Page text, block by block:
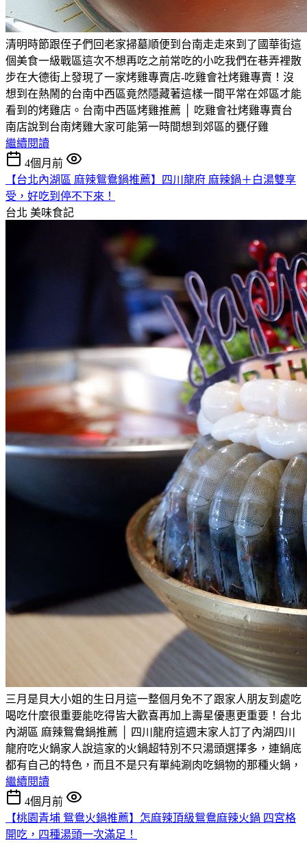
清明時節跟侄子們回老家掃墓順便到台南走走來到了國華街這
個美食一級戰區這次不想再吃之前常吃的小吃我們在巷弄裡散
步在大德街上發現了一家烤雞專賣店-吃雞會社烤雞專賣！沒
想到在熱鬧的台南中西區竟然隱藏著這樣一間平常在郊區才能
看到的烤雞店。台南中西區烤雞推薦 │ 吃雞會社烤雞專賣台
南店說到台南烤雞大家可能第一時間想到郊區的甕仔雞
繼續閱讀
4個月前
【台北內湖區 麻辣鴛鴦鍋推薦】四川龍府 麻辣鍋＋白湯雙享
受，好吃到停不下來！
台北 美味食記
三月是貝大小姐的生日月這一整個月免不了跟家人朋友到處吃
喝吃什麼很重要能吃得皆大歡喜再加上壽星優惠更重要！台北
內湖區 麻辣鴛鴦鍋推薦 │ 四川龍府這週末家人訂了內湖四川
龍府吃火鍋家人說這家的火鍋超特別不只湯頭選擇多，連鍋底
都有自己的特色，而且不是只有單純涮肉吃鍋物的那種火鍋，
繼續閱讀
4個月前
【桃園青埔 鴛鴦火鍋推薦】怎麻辣頂級鴛鴦麻辣火鍋 四宮格
開吃，四種湯頭一次滿足！